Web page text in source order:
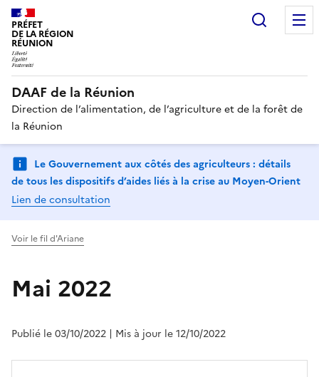
PRÉFET
DE LA RÉGION
RÉUNION
DAAF de la Réunion
Direction de l’alimentation, de l’agriculture et de la forêt de
la Réunion
Le Gouvernement aux côtés des agriculteurs : détails
de tous les dispositifs d’aides liés à la crise au Moyen-Orient
Lien de consultation
Voir le fil d'Ariane
Mai 2022
Publié le 03/10/2022 | Mis à jour le 12/10/2022